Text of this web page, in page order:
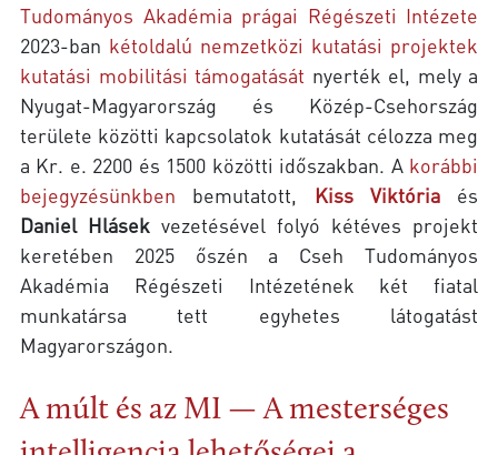
Tudományos Akadémia prágai Régészeti Intézete
2023-ban kétoldalú nemzetközi kutatási projektek
kutatási mobilitási támogatását nyerték el, mely a
Nyugat-Magyarország és Közép-Csehország
területe közötti kapcsolatok kutatását célozza meg
a Kr. e. 2200 és 1500 közötti időszakban. A korábbi
bejegyzésünkben bemutatott, Kiss Viktóriaés
Daniel Hlásek vezetésével folyó kétéves projekt
keretében 2025 őszén a Cseh Tudományos
Akadémia Régészeti Intézetének két fiatal
munkatársa tett egyhetes látogatást
Magyarországon.
A múlt és az MI — A mesterséges